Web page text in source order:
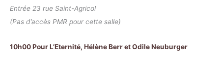
Entrée 23 rue Saint-Agricol
(Pas d’accès PMR pour cette salle)
10h00 Pour L’Eternité, Hélène Berr et Odile Neuburger